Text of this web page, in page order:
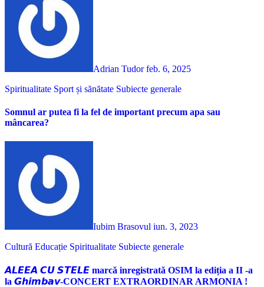
Adrian Tudorfeb. 6, 2025
Spiritualitate Sport și sănătate Subiecte generale
Somnul ar putea fi la fel de important precum apa sau
mâncarea?
Iubim Brasovul iun. 3, 2023
Cultură Educație Spiritualitate Subiecte generale
𝘼𝙇𝙀𝙀𝘼 𝘾𝙐 𝙎𝙏𝙀𝙇𝙀 marcă inregistrată OSIM la ediția a II -a
la 𝙂𝙝𝙞𝙢𝙗𝙖𝙫-CONCERT EXTRAORDINAR ARMONIA !